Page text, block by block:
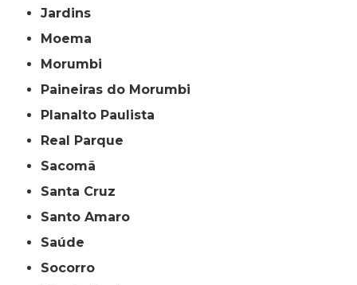
Jardins
Moema
Morumbi
Paineiras do Morumbi
Planalto Paulista
Real Parque
Sacomã
Santa Cruz
Santo Amaro
Saúde
Socorro